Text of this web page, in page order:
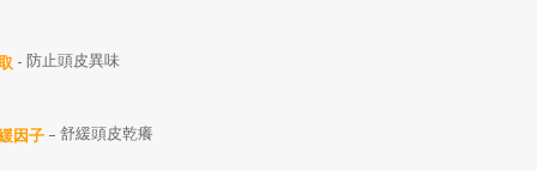
- 防止頭皮異味
因子 – 舒緩頭皮乾癢